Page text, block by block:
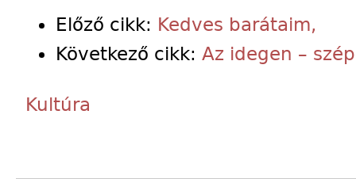
Előző cikk: Kedves barátaim,
Következő cikk: Az idegen – szép
Kultúra